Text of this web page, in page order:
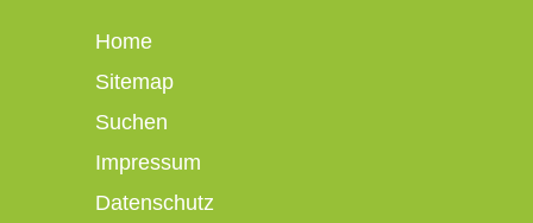
Home
Sitemap
Suchen
Impressum
Datenschutz